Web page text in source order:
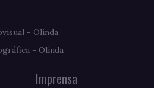
- Olinda
- Olinda
Imprensa